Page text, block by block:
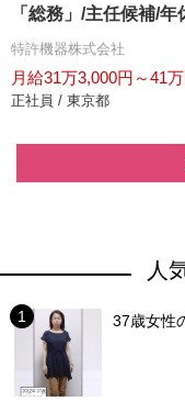
「総務」/主任候補/
特許機器株式会社
月給31万3,000円～41
正社員 / 東京都
人
37歳女性